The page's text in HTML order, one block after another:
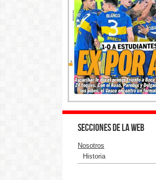
Secciones de la web
Nosotros
Historia